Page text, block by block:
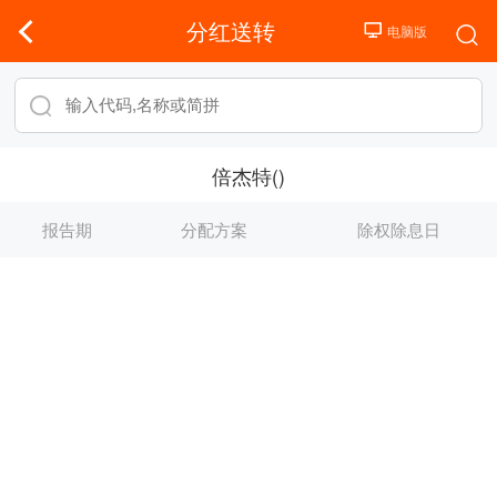
分红送转
倍杰特()
报告期 分配方案 除权除息日